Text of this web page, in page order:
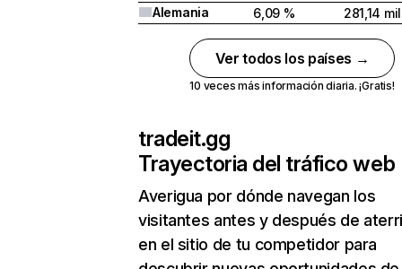
Alemania
6,09 % 281,14 mil
Ver todos los países →
10 veces más información diaria. ¡Gratis!
tradeit.gg
Trayectoria del tráfico web
Averigua por dónde navegan los
visitantes antes y después de
en el sitio de tu competidor para